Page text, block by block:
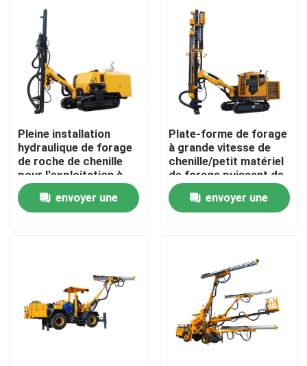
Maison
Pleine installation
hydraulique de forage
de roche de chenille
pour l'exploitation à
ciel ouvert extrayant
DZYG38Benvoyer une
Plate-forme de forage
à grande vitesse de
chenille/petit matériel
de forage puissant de
roche
envoyer une